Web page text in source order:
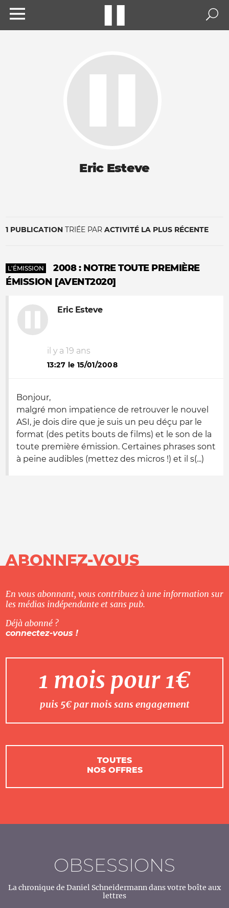
Eric Esteve
1 PUBLICATION TRIÉE PAR ACTIVITÉ LA PLUS RÉCENTE
L'ÉMISSION
2008 : NOTRE TOUTE PREMIÈRE
ÉMISSION [AVENT2020]
Eric Esteve
il y a 19 ans
13:27 le 15/01/2008
Bonjour,
malgré mon impatience de retrouver le nouvel
ASI, je dois dire que je suis un peu déçu par le
format (des petits bouts de films) et le son de la
toute première émission. Certaines phrases sont
à peine audibles (mettez des micros !) et il s(...)
ABONNEZ-VOUS
En vous abonnant, vous contribuez à une information sur
les médias indépendante et sans pub.
Déjà abonné ?
connectez-vous !
1 mois pour 1€
puis 5€ par mois sans engagement
TOUTES
NOS OFFRES
OBSESSIONS
La chronique de Daniel Schneidermann dans votre boîte aux
lettres